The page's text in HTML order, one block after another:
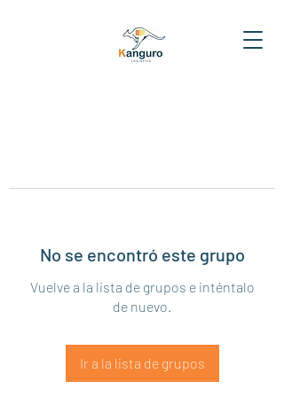
No se encontró este grupo
Vuelve a la lista de grupos e inténtalo
de nuevo.
Ir a la lista de grupos